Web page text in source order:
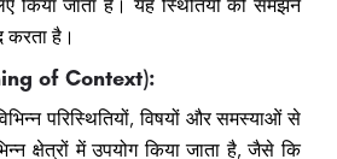
किया जाता है। यह स्थितियों को समझने
करता है।
of Context):
परिस्थितियों, विषयों और समस्याओं से
क्षेत्रों में उपयोग किया जाता है, जैसे कि